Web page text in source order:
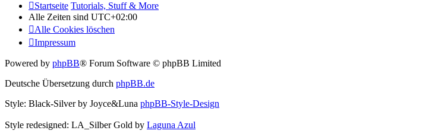
Startseite Tutorials, Stuff & More
Alle Zeiten sind UTC+02:00
Alle Cookies löschen
Impressum
Powered by phpBB® Forum Software © phpBB Limited
Deutsche Übersetzung durch phpBB.de
Style: Black-Silver by Joyce&Luna phpBB-Style-Design
Style redesigned: LA_Silber Gold by Laguna Azul